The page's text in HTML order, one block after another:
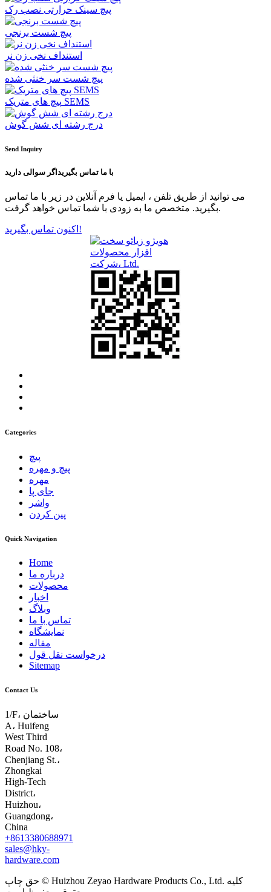
پیچ سینک حرارتی نصب رک
پیچ شست برنجی
استنداف نخی زن نر
پیچ شست سر خنثی شده
پیچ های متریک SEMS
درج رشته ای شش گوش
Send Inquiry
با ما تماس بگیرید اگر سوالی دارید
می توانید از طریق تلفن ، ایمیل یا فرم آنلاین در زیر با ما تماس
بگیرید. متخصص ما به زودی با شما تماس خواهد گرفت.
اکنون تماس بگیرید!
Categories
پیچ
پیچ و مهره
مهره
جای پا
واشر
پین کردن
Quick Navigation
Home
درباره ما
محصولات
اخبار
وبلاگ
تماس با ما
نمایشگاه
مقاله
درخواست نقل قول
Sitemap
Contact Us
1/F، ساختمان
A، Huifeng
West Third
Road No. 108،
Chenjiang St.،
Zhongkai
High-Tech
District،
Huizhou،
Guangdong،
China
+8613380688971
sales@hky-
hardware.com
حق چاپ © Huizhou Zeyao Hardware Products Co., Ltd. کلیه